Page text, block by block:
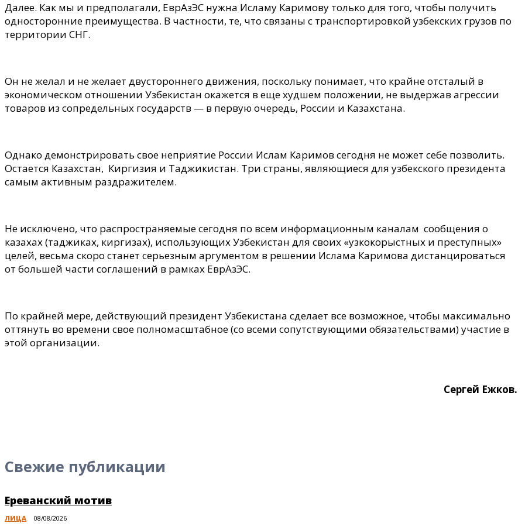
Далее. Как мы и предполагали, ЕврАзЭС нужна Исламу Каримову только для того, чтобы получить
односторонние преимущества. В частности, те, что связаны с транспортировкой узбекских грузов по
территории СНГ.
Он не желал и не желает двустороннего движения, поскольку понимает, что крайне отсталый в
экономическом отношении Узбекистан окажется в еще худшем положении, не выдержав агрессии
товаров из сопредельных государств — в первую очередь, России и Казахстана.
Однако демонстрировать свое неприятие России Ислам Каримов сегодня не может себе позволить.
Остается Казахстан, Киргизия и Таджикистан. Три страны, являющиеся для узбекского президента
самым активным раздражителем.
Не исключено, что распространяемые сегодня по всем информационным каналам сообщения о
казахах (таджиках, киргизах), использующих Узбекистан для своих «узкокорыстных и преступных»
целей, весьма скоро станет серьезным аргументом в решении Ислама Каримова дистанцироваться
от большей части соглашений в рамках ЕврАзЭС.
По крайней мере, действующий президент Узбекистана сделает все возможное, чтобы максимально
оттянуть во времени свое полномасштабное (со всеми сопутствующими обязательствами) участие в
этой организации.
Сергей Ежков.
Свежие публикации
Ереванский мотив
ЛИЦА 08/08/2026